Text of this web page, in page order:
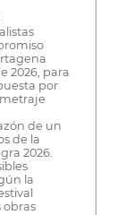
2026, para
por
de un
de la
2026.
la
obras